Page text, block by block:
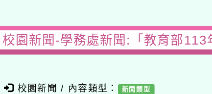
校園新聞-學務處新聞:「教育部
校園新聞 / 內容類型： 新聞類型